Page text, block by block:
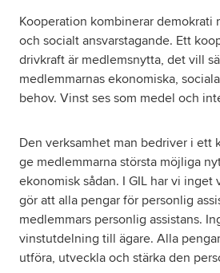
Kooperation kombinerar demokrati
och socialt ansvarstagande. Ett
drivkraft är medlemsnytta, det vill
medlemmarnas ekonomiska,
behov. Vinst ses som medel och
Den verksamhet man bedriver i ett
ge medlemmarna största möjliga
ekonomisk sådan. I GIL har vi
gör att alla pengar för personlig
medlemmars personlig assistans.
vinstutdelning till ägare. Alla
utföra, utveckla och stärka den